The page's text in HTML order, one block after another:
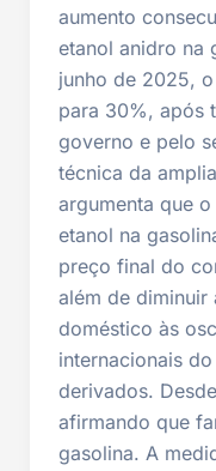
aumento
etanol anidro na
junho de 2025,
para 30%, após
governo e pelo
técnica da
argumenta que
etanol na
preço final do
além de
doméstico às
internacionais
derivados.
afirmando que
gasolina. A